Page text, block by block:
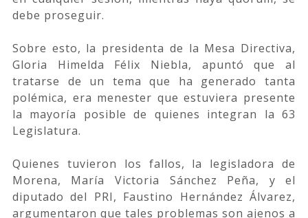
debe proseguir.
Sobre esto, la presidenta de la Mesa Directiva,
Gloria Himelda Félix Niebla, apuntó que al
tratarse de un tema que ha generado tanta
polémica, era menester que estuviera presente
la mayoría posible de quienes integran la 63
Legislatura.
Quienes tuvieron los fallos, la legisladora de
Morena, María Victoria Sánchez Peña, y el
diputado del PRI, Faustino Hernández Álvarez,
argumentaron que tales problemas son ajenos a